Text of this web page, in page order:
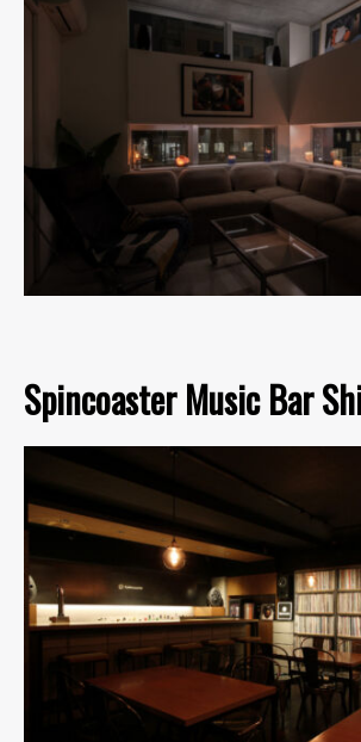
Spincoaster Music Bar